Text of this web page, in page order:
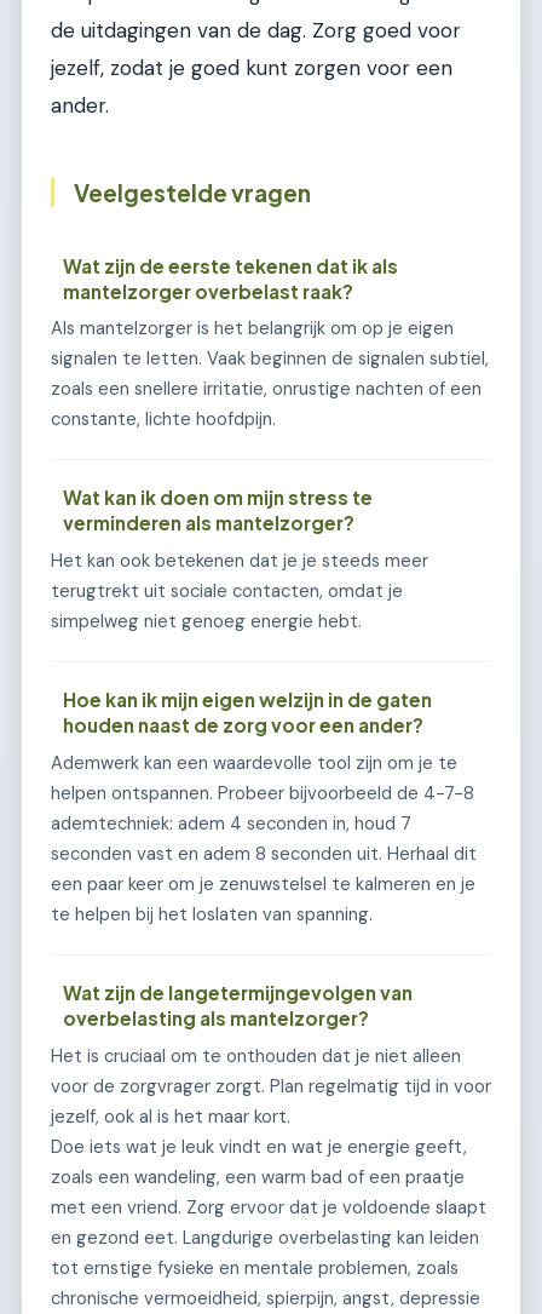
de uitdagingen van de dag. Zorg goed voor
jezelf, zodat je goed kunt zorgen voor een
ander.
Veelgestelde vragen
Wat zijn de eerste tekenen dat ik als
mantelzorger overbelast raak?
Als mantelzorger is het belangrijk om op je eigen
signalen te letten. Vaak beginnen de signalen subtiel,
zoals een snellere irritatie, onrustige nachten of een
constante, lichte hoofdpijn.
Wat kan ik doen om mijn stress te
verminderen als mantelzorger?
Het kan ook betekenen dat je je steeds meer
terugtrekt uit sociale contacten, omdat je
simpelweg niet genoeg energie hebt.
Hoe kan ik mijn eigen welzijn in de gaten
houden naast de zorg voor een ander?
Ademwerk kan een waardevolle tool zijn om je te
helpen ontspannen. Probeer bijvoorbeeld de 4-7-8
ademtechniek: adem 4 seconden in, houd 7
seconden vast en adem 8 seconden uit. Herhaal dit
een paar keer om je zenuwstelsel te kalmeren en je
te helpen bij het loslaten van spanning.
Wat zijn de langetermijngevolgen van
overbelasting als mantelzorger?
Het is cruciaal om te onthouden dat je niet alleen
voor de zorgvrager zorgt. Plan regelmatig tijd in voor
jezelf, ook al is het maar kort.
Doe iets wat je leuk vindt en wat je energie geeft,
zoals een wandeling, een warm bad of een praatje
met een vriend. Zorg ervoor dat je voldoende slaapt
en gezond eet. Langdurige overbelasting kan leiden
tot ernstige fysieke en mentale problemen, zoals
chronische vermoeidheid, spierpijn, angst, depressie